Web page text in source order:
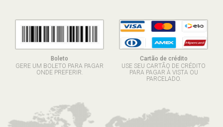
Boleto
GERE UM BOLETO PARA PAGAR
ONDE PREFERIR.
Cartão de crédito
USE SEU CARTÃO DE CRÉDITO
PARA PAGAR À VISTA OU
PARCELADO.